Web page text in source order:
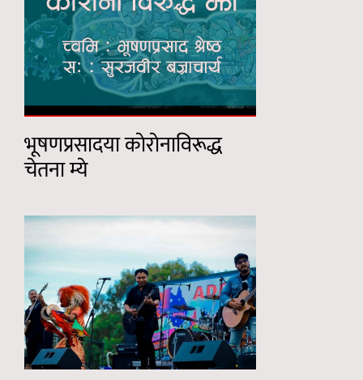
भूषणप्रसादया काेराेनाविरूद्ध
चेतना म्ये